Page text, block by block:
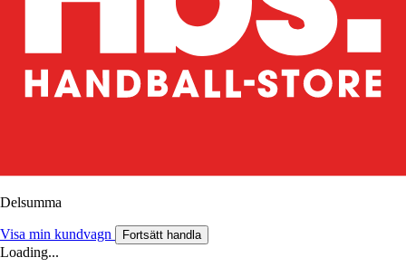
Delsumma
Visa min kundvagn Fortsätt handla
Loading...